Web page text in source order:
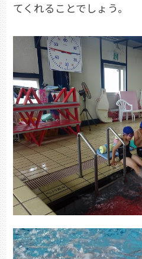
てくれることでしょう。